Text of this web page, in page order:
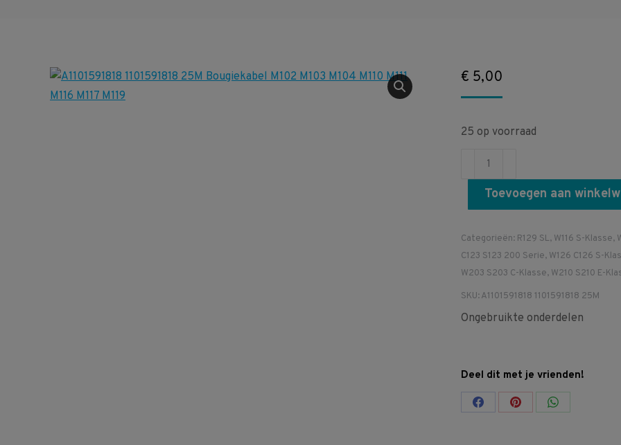
€ 5,00
25 op voorraad
A1101591818
1101591818
M102
M103
M104
M110
M111
M119
aantal
Toevoegen aan
Categorieën: R129 SL, W116 S-Klasse,
C123 S123 200 Serie, W126 C126 S-
W203 S203 C-Klasse, W210 S210 E-
SKU:A1101591818 1101591818 25M
Ongebruikte onderdelen
Deel dit met je vrienden!
Share Share Share